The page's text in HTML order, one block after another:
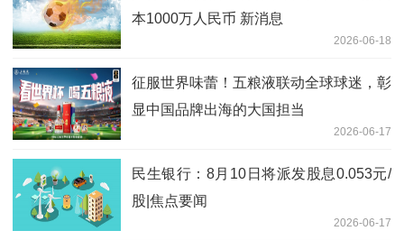
本1000万人民币 新消息
2026-06-18
征服世界味蕾！五粮液联动全球球迷，彰
显中国品牌出海的大国担当
2026-06-17
民生银行：8月10日将派发股息0.053元/
股|焦点要闻
2026-06-17